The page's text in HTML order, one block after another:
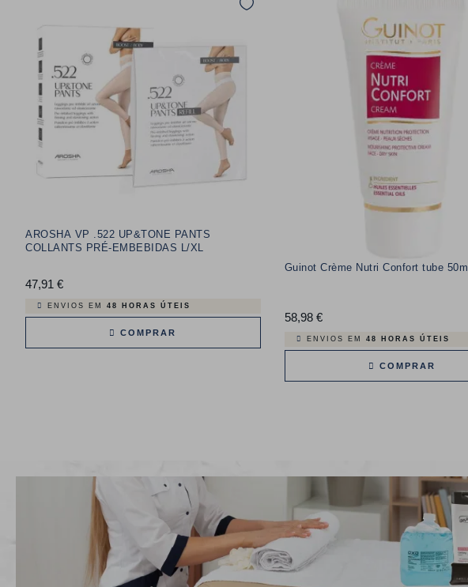
AROSHA VP .522 UP&TONE PANTS
COLLANTS PRÉ-EMBEBIDAS L/XL
47,91 €Preço
ENVIOS EM 48 HORAS ÚTEIS
COMPRAR
Guinot Crème Nutri Confort tube 50ml
58,98 €Preço
ENVIOS EM 48 HORAS ÚTEIS
COMPRAR